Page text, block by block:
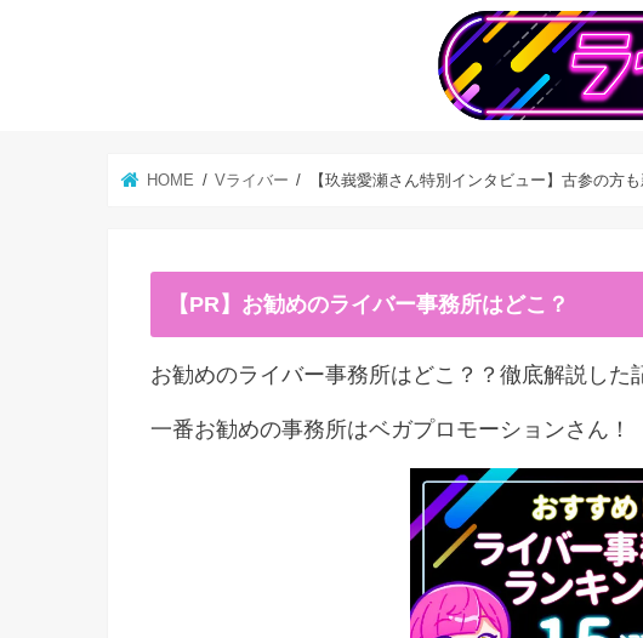
HOME Vライバー 【玖峩愛瀬さん特別インタビュー】古参の方
【PR】お勧めのライバー事務所はどこ？
お勧めのライバー事務所はどこ？？徹底解説した
一番お勧めの事務所はベガプロモーションさん！